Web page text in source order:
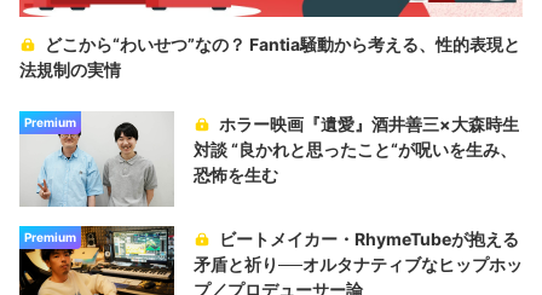
どこから“わいせつ”なの？ Fantia騒動から考える、性的表現と
法規制の実情
Premium
ホラー映画『遺愛』酒井善三×大森時生
対談 “良かれと思ったこと“が呪いを生み、
恐怖を生む
Premium
ビートメイカー・RhymeTubeが抱える
矛盾と祈り──オルタナティブなヒップホッ
プ／プロデューサー論